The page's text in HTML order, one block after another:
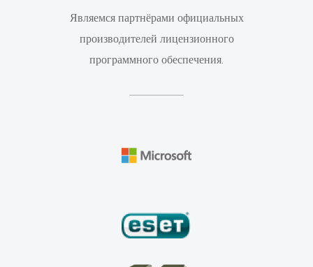
Являемся партнёрами официальных
производителей лицензионного
программного обеспечения.